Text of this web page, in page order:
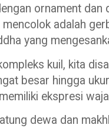
ornament dan
mencolok adalah
yang
kuil, kita
besar hingga
ekspresi
dewa dan